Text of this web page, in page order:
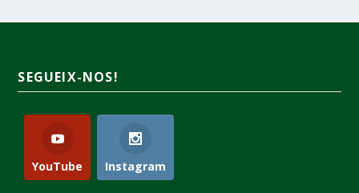
SEGUEIX-NOS!
YouTube Instagram